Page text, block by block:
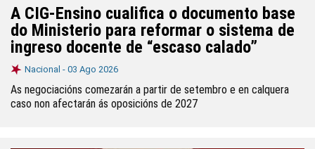
A CIG-Ensino cualifica o documento base
do Ministerio para reformar o sistema de
ingreso docente de “escaso calado”
Nacional - 03 Ago 2026
As negociacións comezarán a partir de setembro e en calquera
caso non afectarán ás oposicións de 2027